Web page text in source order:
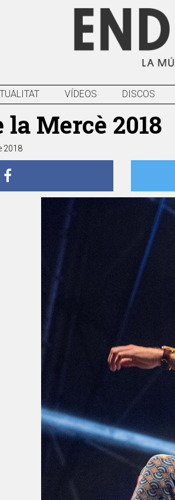
VÍDEOS DISCOS
la Mercè 2018
2018